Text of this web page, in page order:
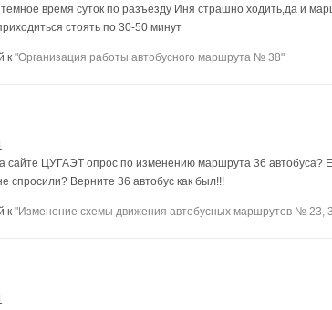
время суток по разъезду Иня страшно ходить,да и
стоять по 30-50 минут
к "Организация работы автобусного маршрута № 38"
сайте ЦУГАЭТ опрос по изменению маршрута 36 автобуса?
спросили? Верните 36 автобус как был!!!
к "Изменение схемы движения автобусных маршрутов № 23,